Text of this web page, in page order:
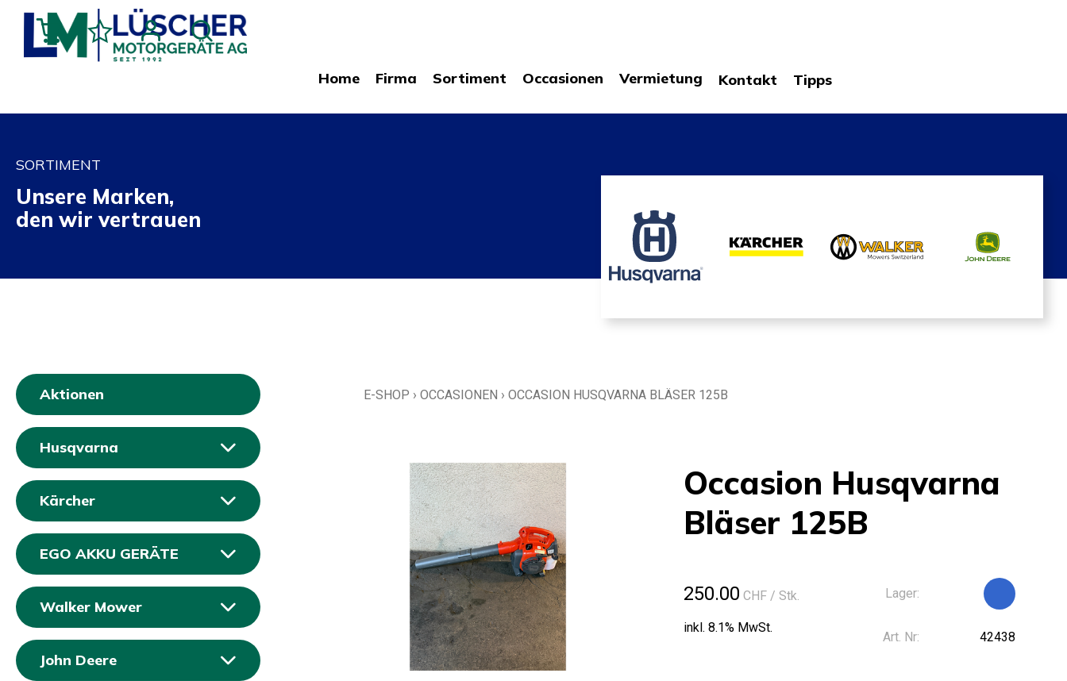
Home Firma Sortiment Occasionen Vermietung Kontakt Tipps
SORTIMENT
Unsere Marken,
den wir vertrauen
Aktionen
Husqvarna
Kärcher
EGO AKKU GERÄTE
Walker Mower
John Deere
E-SHOP › OCCASIONEN › OCCASION HUSQVARNA BLÄSER 125B
Occasion Husqvarna
Bläser 125B
250.00 CHF / Stk.
inkl. 8.1% MwSt.
Lager:
Art. Nr: 42438